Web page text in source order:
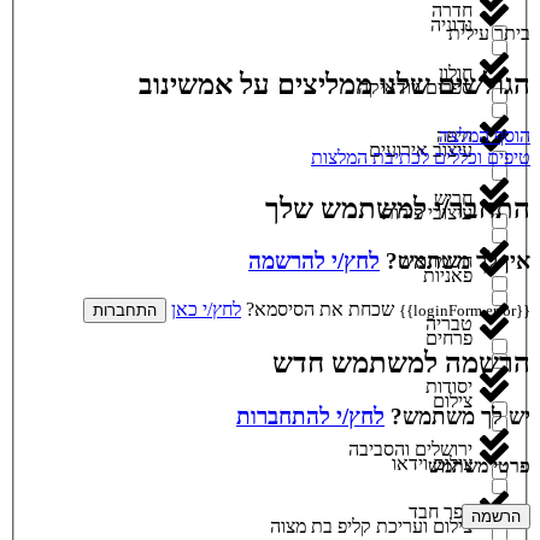
נדוניה
ספרים ויודאיקה
עיצוב אירועים
עיצובי פירות
פאניות
פרחים
צילום
צילום וידאו
צילום ועריכת קליפ בת מצוה
חדרה
חולון
חיפה
חריש
חשמונאים
טבריה
יסודות
ירושלים והסביבה
כפר חבד
ביתר עילית
הגולשים שלנו ממליצים על אמשינוב
הוסף המלצה
טיפים וכללים לכתיבת המלצות
התחבר/י למשתמש שלך
אין לך משתמש? לחץ/י להרשמה
{{loginForm.error}} שכחת את הסיסמא? לחץ/י כאן התחברות
הרשמה למשתמש חדש
יש לך משתמש? לחץ/י להתחברות
פרטי משתמש
הרשמה